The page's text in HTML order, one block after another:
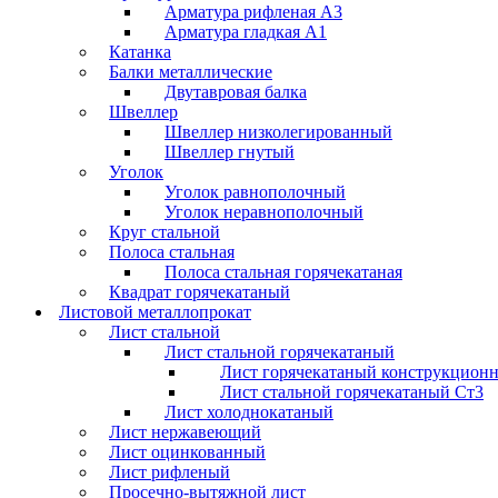
Арматура рифленая А3
Арматура гладкая А1
Катанка
Балки металлические
Двутавровая балка
Швеллер
Швеллер низколегированный
Швеллер гнутый
Уголок
Уголок равнополочный
Уголок неравнополочный
Круг стальной
Полоса стальная
Полоса стальная горячекатаная
Квадрат горячекатаный
Листовой металлопрокат
Лист стальной
Лист стальной горячекатаный
Лист горячекатаный
Лист стальной горячекатаный Ст3
Лист холоднокатаный
Лист нержавеющий
Лист оцинкованный
Лист рифленый
Просечно-вытяжной лист